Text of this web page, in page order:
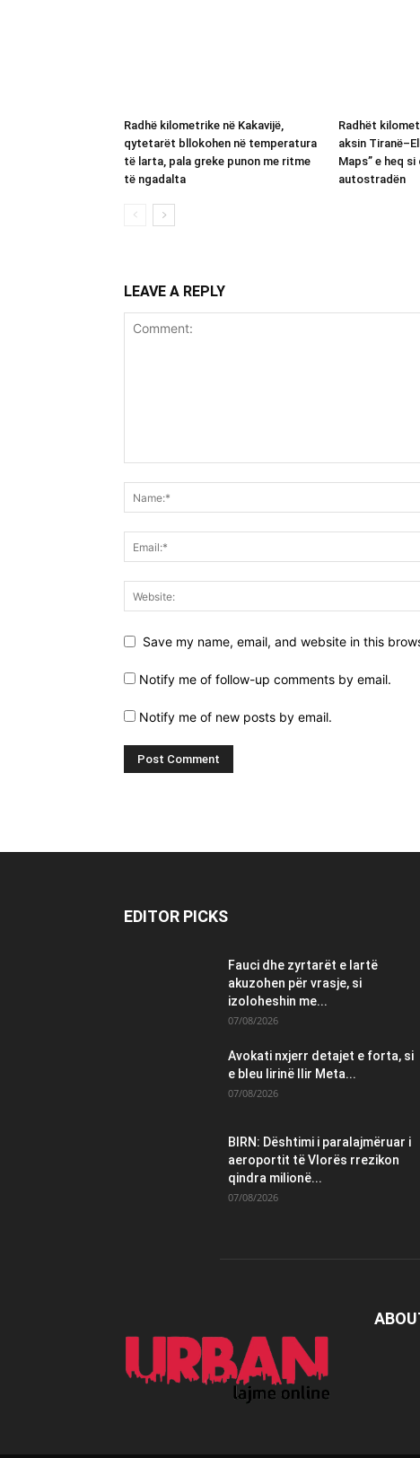
Radhë kilometrike në Kakavijë,
qytetarët bllokohen në temperatura
të larta, pala greke punon me ritme
të ngadalta
Radhët
aksin
Maps” e heq
autostradën
LEAVE A REPLY
Save my name, email, and website in this
Notify me of follow-up comments by email.
Notify me of new posts by email.
EDITOR PICKS
Fauci dhe zyrtarët e lartë
akuzohen për vrasje, si
izoloheshin me...
07/08/2026
Avokati nxjerr detajet e forta, si
e bleu lirinë Ilir Meta...
07/08/2026
BIRN: Dështimi i paralajmëruar i
aeroportit të Vlorës rrezikon
qindra milionë...
07/08/2026